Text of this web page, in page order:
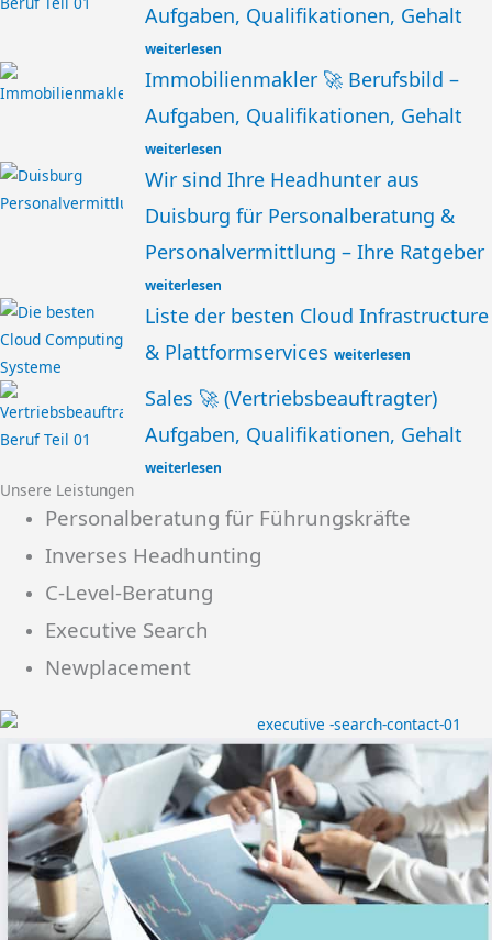
Aufgaben, Qualifikationen, Gehalt
weiterlesen
Immobilienmakler 🚀 Berufsbild –
Aufgaben, Qualifikationen, Gehalt
weiterlesen
Wir sind Ihre Headhunter aus
Duisburg für Personalberatung &
Personalvermittlung – Ihre Ratgeber
weiterlesen
Liste der besten Cloud Infrastructure
& Plattformservices weiterlesen
Sales 🚀 (Vertriebsbeauftragter)
Aufgaben, Qualifikationen, Gehalt
weiterlesen
Unsere Leistungen
Personalberatung für Führungskräfte
Inverses Headhunting
C-Level-Beratung
Executive Search
Newplacement